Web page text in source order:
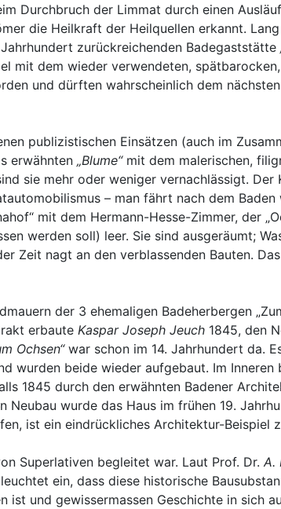
Durchbruch der Limmat durch einen
die Heilkraft der Heilquellen erkannt.
zurückreichenden Badegaststätte
mit dem wieder verwendeten,
und dürften wahrscheinlich dem
publizistischen Einsätzen (auch im
erwähnten „Blume“mit dem malerischen,
sie mehr oder weniger vernachlässigt.
– man fährt nach dem
mit dem Hermann-Hesse-Zimmer, der
werden soll) leer. Sie sind ausgeräumt;
Zeit nagt an den verblassenden Bauten.
der 3 ehemaligen Badeherbergen
erbaute Kaspar Joseph Jeuch 1845, den
Ochsen“war schon im 14. Jahrhundert da.
wurden beide wieder aufgebaut. Im
1845 durch den erwähnten Badener
wurde das Haus im frühen 19.
ist ein eindrückliches Architektur-Beispiel
Superlativen begleitet war. Laut Prof. Dr. A.
ein, dass diese historische
und gewissermassen Geschichte in sich